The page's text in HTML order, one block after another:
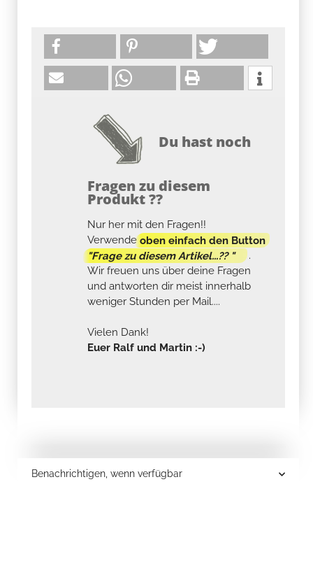
Du hast noch
Fragen zu diesem
Produkt ??
Nur her mit den Fragen!!
Verwendeoben einfach den Button
"Frage zu diesem Artikel...?? "
.
Wir freuen uns über deine Fragen
und antworten dir meist innerhalb
weniger Stunden per Mail....
Vielen Dank!
Euer Ralf und Martin :-)
Benachrichtigen, wenn verfügbar